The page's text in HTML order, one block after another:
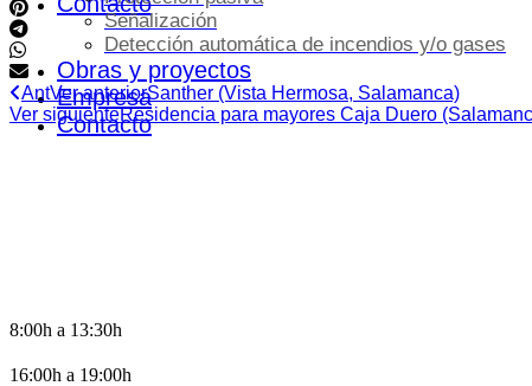
Señalización
Detección automática de incendios y/o gases
Obras y proyectos
Empresa
Contacto
AntVer anteriorSanther (Vista Hermosa, Salamanca)
Ver siguienteResidencia para mayores Caja Duero
8:00h a 13:30h
16:00h a 19:00h